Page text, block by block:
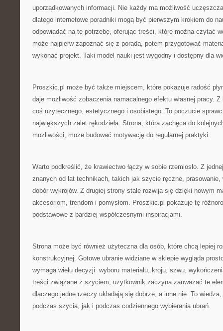
uporządkowanych informacji. Nie każdy ma możliwość
dlatego internetowe poradniki mogą być pierwszym krokiem do
odpowiadać na tę potrzebę, oferując treści, które można czytać
może najpierw zapoznać się z poradą, potem przygotować
wykonać projekt. Taki model nauki jest wygodny i dostępny dla
Proszkic.pl może być także miejscem, które pokazuje radość
daje możliwość zobaczenia namacalnego efektu własnej pracy. Z
coś użytecznego, estetycznego i osobistego. To poczucie
największych zalet rękodzieła. Strona, która zachęca do
możliwości, może budować motywację do regularnej praktyki.
Warto podkreślić, że krawiectwo łączy w sobie rzemiosło. Z
znanych od lat technikach, takich jak szycie ręczne,
dobór wykrojów. Z drugiej strony stale rozwija się dzięki nowym
akcesoriom, trendom i pomysłom. Proszkic.pl pokazuje tę
podstawowe z bardziej współczesnymi inspiracjami.
Strona może być również użyteczna dla osób, które chcą lepiej
konstrukcyjnej. Gotowe ubranie widziane w sklepie wygląda
wymaga wielu decyzji: wyboru materiału, kroju, szwu,
treści związane z szyciem, użytkownik zaczyna zauważać te
dlaczego jedne rzeczy układają się dobrze, a inne nie. To
podczas szycia, jak i podczas codziennego wybierania ubrań.